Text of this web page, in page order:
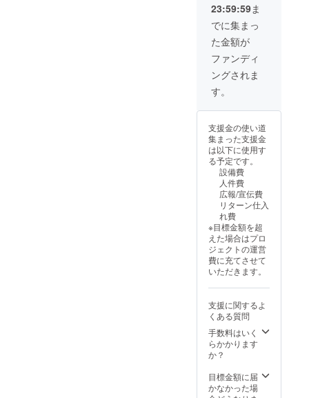
23:59:59ま
でに集まっ
た金額が
ファンディ
ングされま
す。
支援金の使い道
集まった支援金
は以下に使用す
る予定です。
設備費
人件費
広報/宣伝費
リターン仕入
れ費
※目標金額を超
えた場合はプロ
ジェクトの運営
費に充てさせて
いただきます。
支援に関するよ
くある質問
手数料はいく
らかかります
か？
目標金額に届
かなかった場